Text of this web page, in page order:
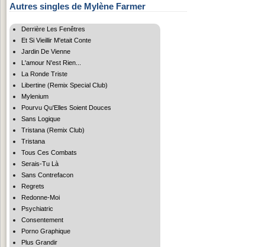
Autres singles de Mylène Farmer
Derrière Les Fenêtres
Et Si Vieillir M'etait Conte
Jardin De Vienne
L'amour N'est Rien...
La Ronde Triste
Libertine (Remix Special Club)
Mylenium
Pourvu Qu'Elles Soient Douces
Sans Logique
Tristana (Remix Club)
Tristana
Tous Ces Combats
Serais-Tu Là
Sans Contrefacon
Regrets
Redonne-Moi
Psychiatric
Consentement
Porno Graphique
Plus Grandir